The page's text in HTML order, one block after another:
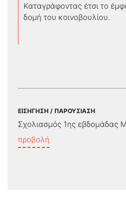
Καταγράφοντας έτσι το
δομή του κοινοβουλίου.
ΕΙΣΗΓΗΣΗ / ΠΑΡΟΥΣΙΑΣΗ
Σχολιασμός 1ης εβδομάδας
προβολή